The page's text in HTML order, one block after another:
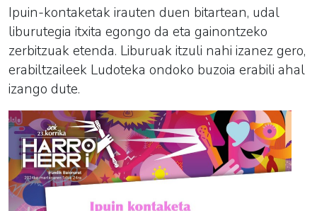
Ipuin-kontaketak irauten duen bitartean, udal
liburutegia itxita egongo da eta gainontzeko
zerbitzuak etenda. Liburuak itzuli nahi izanez gero,
erabiltzaileek Ludoteka ondoko buzoia erabili ahal
izango dute.